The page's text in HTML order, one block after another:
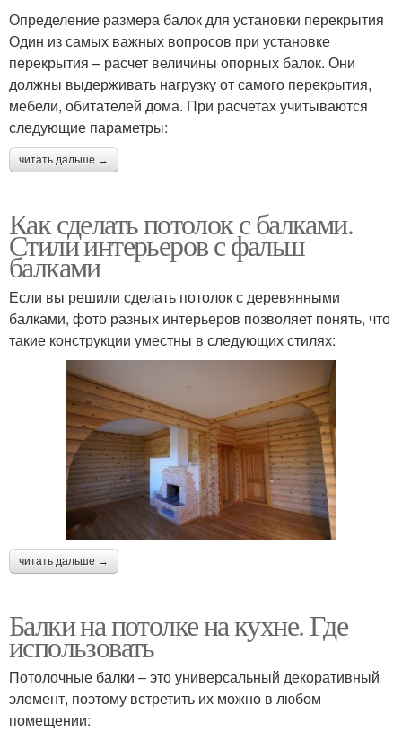
Определение размера балок для установки перекрытия
Один из самых важных вопросов при установке
перекрытия – расчет величины опорных балок. Они
должны выдерживать нагрузку от самого перекрытия,
мебели, обитателей дома. При расчетах учитываются
следующие параметры:
читать дальше →
Как сделать потолок с балками.
Стили интерьеров с фальш
балками
Если вы решили сделать потолок с деревянными
балками, фото разных интерьеров позволяет понять, что
такие конструкции уместны в следующих стилях:
читать дальше →
Балки на потолке на кухне. Где
использовать
Потолочные балки – это универсальный декоративный
элемент, поэтому встретить их можно в любом
помещении: